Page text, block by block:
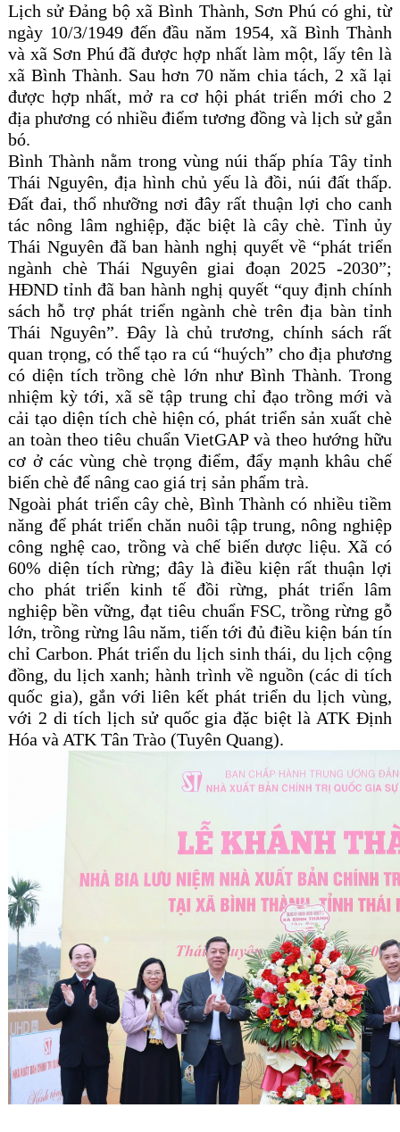
Lịch sử Đảng bộ xã Bình Thành, Sơn Phú có ghi, từ
ngày 10/3/1949 đến đầu năm 1954, xã Bình Thành
và xã Sơn Phú đã được hợp nhất làm một, lấy tên là
xã Bình Thành. Sau hơn 70 năm chia tách, 2 xã lại
được hợp nhất, mở ra cơ hội phát triển mới cho 2
địa phương có nhiều điểm tương đồng và lịch sử gắn
bó.
Bình Thành nằm trong vùng núi thấp phía Tây tỉnh
Thái Nguyên, địa hình chủ yếu là đồi, núi đất thấp.
Đất đai, thổ nhưỡng nơi đây rất thuận lợi cho canh
tác nông lâm nghiệp, đặc biệt là cây chè. Tỉnh ủy
Thái Nguyên đã ban hành nghị quyết về “phát triển
ngành chè Thái Nguyên giai đoạn 2025 -2030”;
HĐND tỉnh đã ban hành nghị quyết “quy định chính
sách hỗ trợ phát triển ngành chè trên địa bàn tỉnh
Thái Nguyên”. Đây là chủ trương, chính sách rất
quan trọng, có thể tạo ra cú “huých” cho địa phương
có diện tích trồng chè lớn như Bình Thành. Trong
nhiệm kỳ tới, xã sẽ tập trung chỉ đạo trồng mới và
cải tạo diện tích chè hiện có, phát triển sản xuất chè
an toàn theo tiêu chuẩn VietGAP và theo hướng hữu
cơ ở các vùng chè trọng điểm, đẩy mạnh khâu chế
biến chè để nâng cao giá trị sản phẩm trà.
Ngoài phát triển cây chè, Bình Thành có nhiều tiềm
năng để phát triển chăn nuôi tập trung, nông nghiệp
công nghệ cao, trồng và chế biến dược liệu. Xã có
60% diện tích rừng; đây là điều kiện rất thuận lợi
cho phát triển kinh tế đồi rừng, phát triển lâm
nghiệp bền vững, đạt tiêu chuẩn FSC, trồng rừng gỗ
lớn, trồng rừng lâu năm, tiến tới đủ điều kiện bán tín
chỉ Carbon. Phát triển du lịch sinh thái, du lịch cộng
đồng, du lịch xanh; hành trình về nguồn (các di tích
quốc gia), gắn với liên kết phát triển du lịch vùng,
với 2 di tích lịch sử quốc gia đặc biệt là ATK Định
Hóa và ATK Tân Trào (Tuyên Quang).